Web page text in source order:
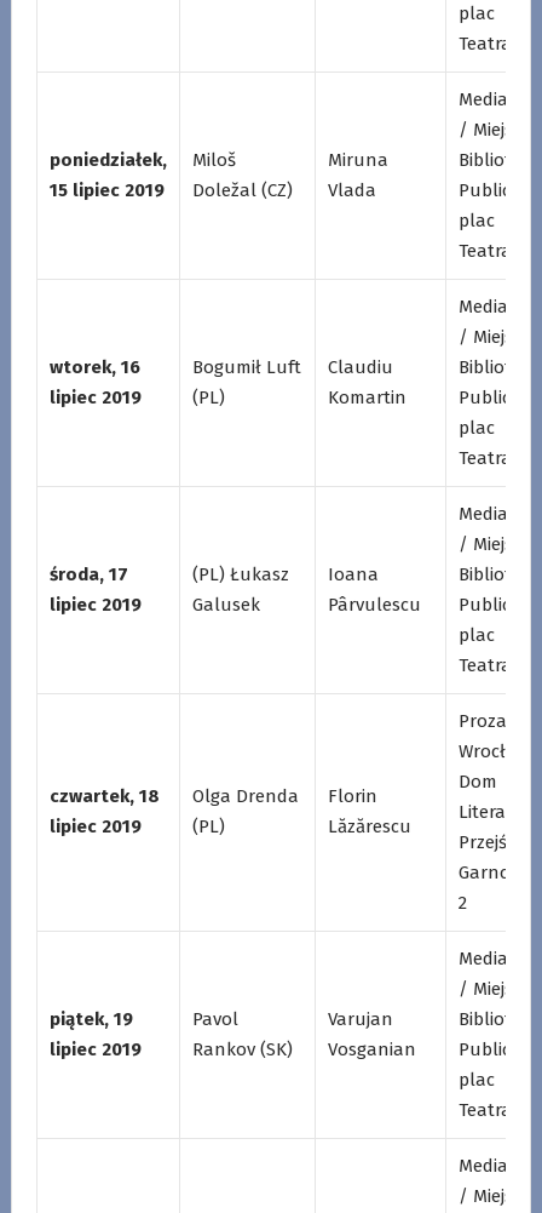
plac
Teatralny
poniedziałek,
15 lipiec 2019
Miloš
Doležal (CZ)
Miruna
Vlada
/ Miejska
Biblioteka
plac
Teatralny
wtorek, 16
lipiec 2019
Bogumił Luft
(PL)
Claudiu
Komartin
/ Miejska
Biblioteka
plac
Teatralny
środa, 17
lipiec 2019
(PL) Łukasz
Galusek
Ioana
Pârvulescu
/ Miejska
Biblioteka
plac
Teatralny
czwartek, 18
lipiec 2019
Olga Drenda
(PL)
Florin
Lăzărescu
Proza /
Dom
Przejście
2
piątek, 19
lipiec 2019
Pavol
Rankov (SK)
Varujan
Vosganian
/ Miejska
Biblioteka
plac
Teatralny
/ Miejska